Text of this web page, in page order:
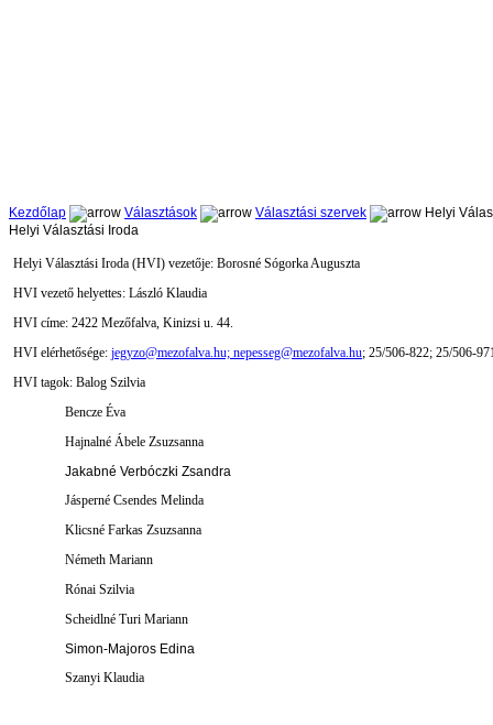
Kezdőlap Választások Választási szervek
Helyi
Helyi Választási Iroda
Helyi Választási Iroda (HVI) vezetője: Borosné Sógorka Auguszta
HVI vezető helyettes: László Klaudia
HVI címe: 2422 Mezőfalva, Kinizsi u. 44.
HVI elérhetősége: jegyzo@mezofalva.hu; nepesseg@mezofalva.hu; 25/506-822; 25/506-
HVI tagok: Balog Szilvia
Bencze Éva
Hajnalné Ábele Zsuzsanna
Jakabné Verbóczki Zsandra
Jásperné Csendes Melinda
Klicsné Farkas Zsuzsanna
Németh Mariann
Rónai Szilvia
Scheidlné Turi Mariann
Simon-Majoros Edina
Szanyi Klaudia